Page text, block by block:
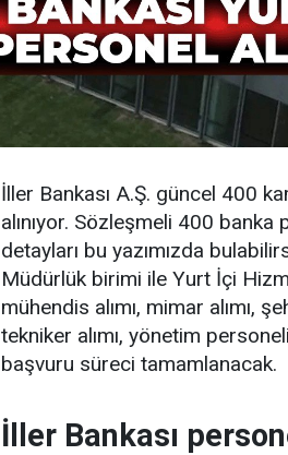
İller Bankası A.Ş. güncel 400
alınıyor. Sözleşmeli 400 banka
detayları bu yazımızda
Müdürlük birimi ile Yurt İçi
mühendis alımı, mimar alımı,
tekniker alımı, yönetim
başvuru süreci tamamlanacak.
İller Bankası